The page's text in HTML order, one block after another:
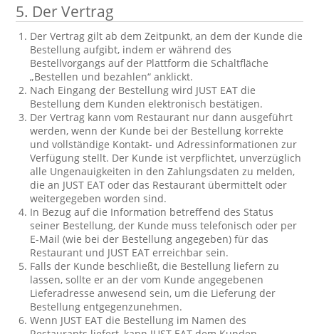
5. Der Vertrag
Der Vertrag gilt ab dem Zeitpunkt, an dem der Kunde die
Bestellung aufgibt, indem er während des
Bestellvorgangs auf der Plattform die Schaltfläche
„Bestellen und bezahlen“ anklickt.
Nach Eingang der Bestellung wird JUST EAT die
Bestellung dem Kunden elektronisch bestätigen.
Der Vertrag kann vom Restaurant nur dann ausgeführt
werden, wenn der Kunde bei der Bestellung korrekte
und vollständige Kontakt- und Adressinformationen zur
Verfügung stellt. Der Kunde ist verpflichtet, unverzüglich
alle Ungenauigkeiten in den Zahlungsdaten zu melden,
die an JUST EAT oder das Restaurant übermittelt oder
weitergegeben worden sind.
In Bezug auf die Information betreffend des Status
seiner Bestellung, der Kunde muss telefonisch oder per
E-Mail (wie bei der Bestellung angegeben) für das
Restaurant und JUST EAT erreichbar sein.
Falls der Kunde beschließt, die Bestellung liefern zu
lassen, sollte er an der vom Kunde angegebenen
Lieferadresse anwesend sein, um die Lieferung der
Bestellung entgegenzunehmen.
Wenn JUST EAT die Bestellung im Namen des